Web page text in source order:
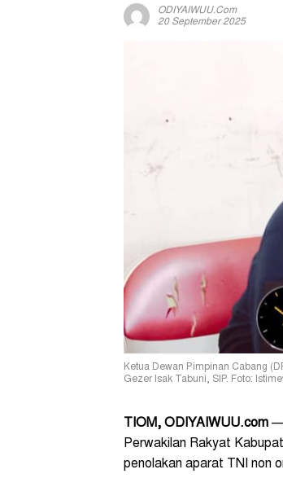
ODIYAIWUU.com
20 September 2025
Ketua Dewan Pimpinan Cabang
Gezer Isak Tabuni, SIP. Foto:
TIOM, ODIYAIWUU.com —
Perwakilan Rakyat
penolakan aparat TNI non